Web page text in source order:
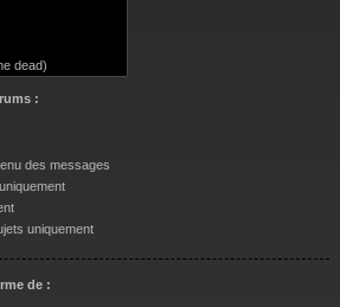
:
des messages
uniquement
de :